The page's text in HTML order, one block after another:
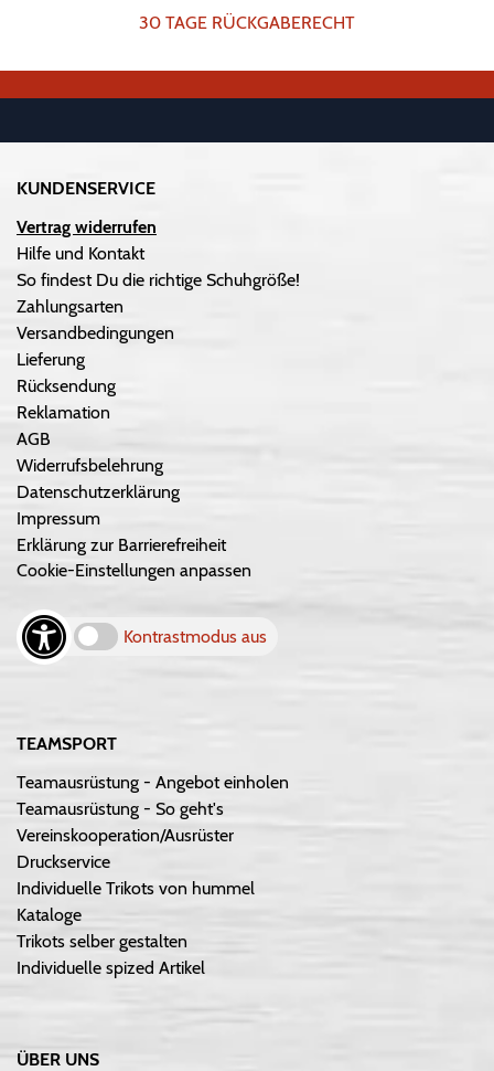
30 TAGE RÜCKGABERECHT
KUNDENSERVICE
Vertrag widerrufen
Hilfe und Kontakt
So findest Du die richtige Schuhgröße!
Zahlungsarten
Versandbedingungen
Lieferung
Rücksendung
Reklamation
AGB
Widerrufsbelehrung
Datenschutzerklärung
Impressum
Erklärung zur Barrierefreiheit
Cookie-Einstellungen anpassen
Kontrastmodus aus
TEAMSPORT
Teamausrüstung - Angebot einholen
Teamausrüstung - So geht's
Vereinskooperation/Ausrüster
Druckservice
Individuelle Trikots von hummel
Kataloge
Trikots selber gestalten
Individuelle spized Artikel
ÜBER UNS